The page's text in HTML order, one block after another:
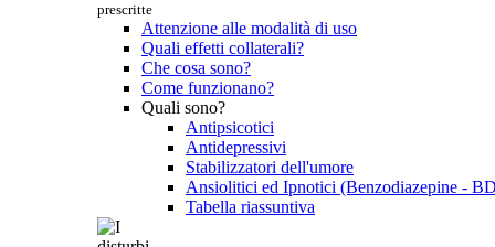
prescritte
Attenzione alle modalità di uso
Quali effetti collaterali?
Che cosa sono?
Come funzionano?
Quali sono?
Antipsicotici
Antidepressivi
Stabilizzatori dell'umore
Ansiolitici ed Ipnotici (Benzodiazepine -
Tabella riassuntiva